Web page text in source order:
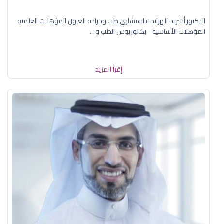
الدكتور أشرف الهزايمة استشاري طب وجراحة العيون المؤهلات العلمية
المؤهلات الأساسية - بكالوريوس الطب و ...
إقرأ المزيد